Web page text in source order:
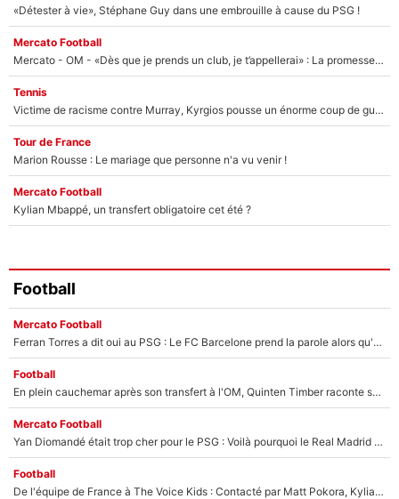
«Détester à vie», Stéphane Guy dans une embrouille à cause du PSG !
Mercato Football
Mercato - OM - «Dès que je prends un club, je t’appellerai» : La promesse de Marcelino au moment de claquer la porte
Tennis
Victime de racisme contre Murray, Kyrgios pousse un énorme coup de gueule !
Tour de France
Marion Rousse : Le mariage que personne n'a vu venir !
Mercato Football
Kylian Mbappé, un transfert obligatoire cet été ?
Football
Mercato Football
Ferran Torres a dit oui au PSG : Le FC Barcelone prend la parole alors qu'un transfert de l'attaquant espagnol prend forme
Football
En plein cauchemar après son transfert à l'OM, Quinten Timber raconte ses doutes après sa signature à Marseille
Mercato Football
Yan Diomandé était trop cher pour le PSG : Voilà pourquoi le Real Madrid a accepté de payer la somme record de 140M€ pour boucler son transfert !
Football
De l'équipe de France à The Voice Kids : Contacté par Matt Pokora, Kylian Mbappé a accepté de jouer un rôle inédit sur TF1 !